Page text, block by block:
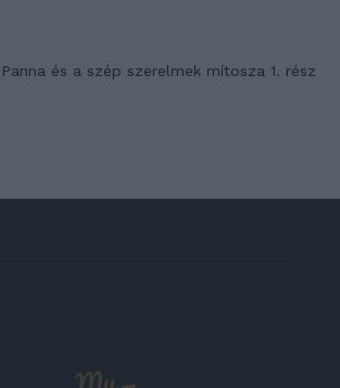
Panna és a szép szerelmek mítosza 1. rész